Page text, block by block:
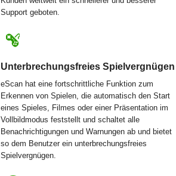
Support geboten.
Unterbrechungsfreies Spielvergnügen
eScan hat eine fortschrittliche Funktion zum
Erkennen von Spielen, die automatisch den Start
eines Spieles, Filmes oder einer Präsentation im
Vollbildmodus feststellt und schaltet alle
Benachrichtigungen und Warnungen ab und bietet
so dem Benutzer ein unterbrechungsfreies
Spielvergnügen.